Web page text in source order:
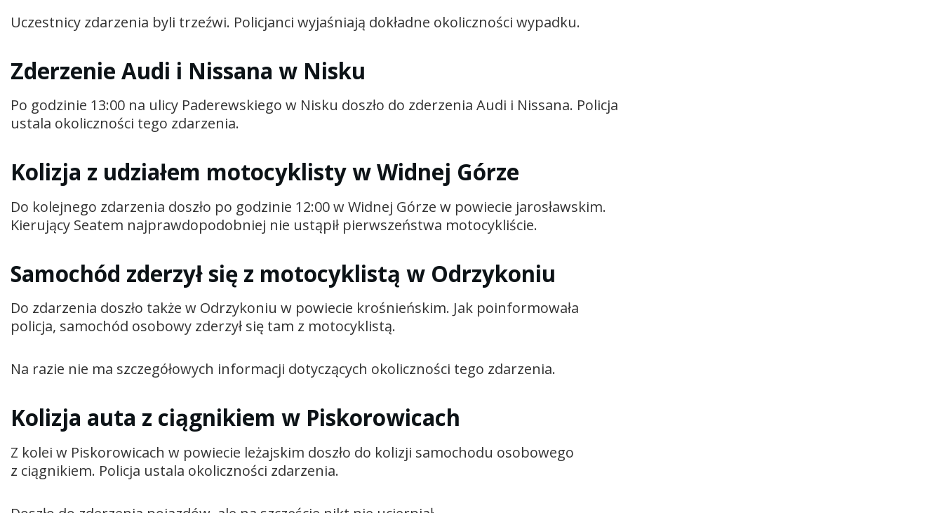
Uczestnicy zdarzenia byli trzeźwi. Policjanci wyjaśniają dokładne okoliczności wypadku.
Zderzenie Audi i Nissana w Nisku
Po godzinie 13:00 na ulicy Paderewskiego w Nisku doszło do zderzenia Audi i Nissana. Policja
ustala okoliczności tego zdarzenia.
Kolizja z udziałem motocyklisty w Widnej Górze
Do kolejnego zdarzenia doszło po godzinie 12:00 w Widnej Górze w powiecie jarosławskim.
Kierujący Seatem najprawdopodobniej nie ustąpił pierwszeństwa motocykliście.
Samochód zderzył się z motocyklistą w Odrzykoniu
Do zdarzenia doszło także w Odrzykoniu w powiecie krośnieńskim. Jak poinformowała
policja, samochód osobowy zderzył się tam z motocyklistą.
Na razie nie ma szczegółowych informacji dotyczących okoliczności tego zdarzenia.
Kolizja auta z ciągnikiem w Piskorowicach
Z kolei w Piskorowicach w powiecie leżajskim doszło do kolizji samochodu osobowego
z ciągnikiem. Policja ustala okoliczności zdarzenia.